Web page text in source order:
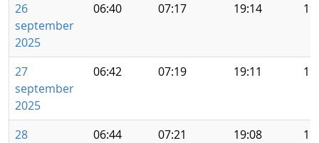
26
september
2025
06:40 07:17 19:14
27
september
2025
06:42 07:19 19:11
28
06:44 07:21 19:08